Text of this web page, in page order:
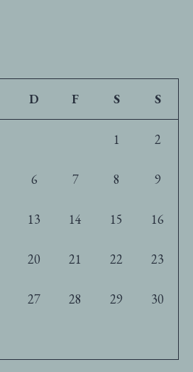
D F S S
1 2
6 7 8 9
13 14 15 16
20 21 22 23
27 28 29 30